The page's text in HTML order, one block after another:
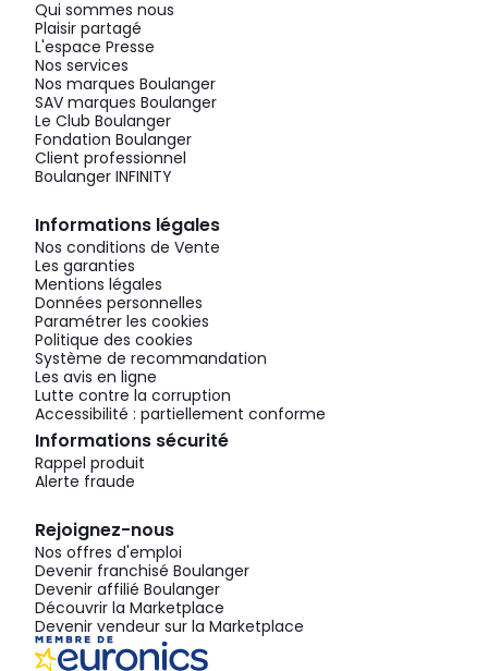
Qui sommes nous
Plaisir partagé
L'espace Presse
Nos services
Nos marques Boulanger
SAV marques Boulanger
Le Club Boulanger
Fondation Boulanger
Client professionnel
Boulanger INFINITY
Informations légales
Nos conditions de Vente
Les garanties
Mentions légales
Données personnelles
Paramétrer les cookies
Politique des cookies
Système de recommandation
Les avis en ligne
Lutte contre la corruption
Accessibilité : partiellement conforme
Informations sécurité
Rappel produit
Alerte fraude
Rejoignez-nous
Nos offres d'emploi
Devenir franchisé Boulanger
Devenir affilié Boulanger
Découvrir la Marketplace
Devenir vendeur sur la Marketplace